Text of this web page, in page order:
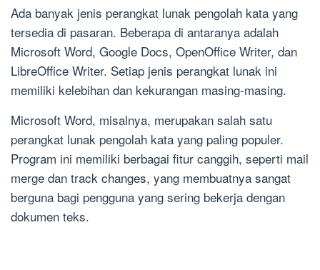
Ada banyak jenis perangkat lunak pengolah kata yang
tersedia di pasaran. Beberapa di antaranya adalah
Microsoft Word, Google Docs, OpenOffice Writer, dan
LibreOffice Writer. Setiap jenis perangkat lunak ini
memiliki kelebihan dan kekurangan masing-masing.
Microsoft Word, misalnya, merupakan salah satu
perangkat lunak pengolah kata yang paling populer.
Program ini memiliki berbagai fitur canggih, seperti mail
merge dan track changes, yang membuatnya sangat
berguna bagi pengguna yang sering bekerja dengan
dokumen teks.